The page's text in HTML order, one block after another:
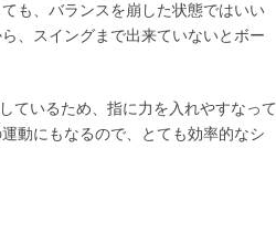
も、バランスを崩した状態ではいい
、スイングまで出来ていないとボー
ているため、指に力を入れやすなって
動にもなるので、とても効率的なシ